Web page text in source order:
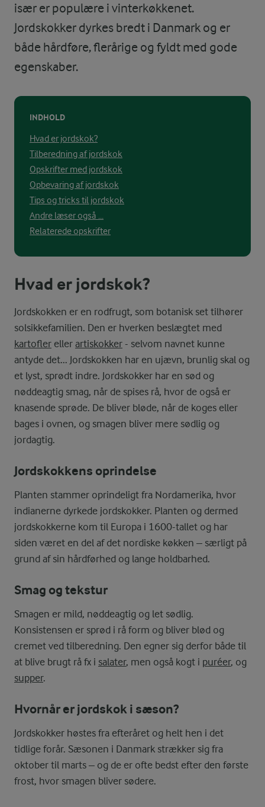
især er populære i vinterkøkkenet.
Jordskokker dyrkes bredt i Danmark og er
både hårdføre, flerårige og fyldt med gode
egenskaber.
INDHOLD
Hvad er jordskok?
Tilberedning af jordskok
Opskrifter med jordskok
Opbevaring af jordskok
Tips og tricks til jordskok
Andre læser også ...
Relaterede opskrifter
Hvad er jordskok?
Jordskokken er en rodfrugt, som botanisk set tilhører
solsikkefamilien. Den er hverken beslægtet med
kartofler eller artiskokker - selvom navnet kunne
antyde det... Jordskokken har en ujævn, brunlig skal og
et lyst, sprødt indre. Jordskokker har en sød og
nøddeagtig smag, når de spises rå, hvor de også er
knasende sprøde. De bliver bløde, når de koges eller
bages i ovnen, og smagen bliver mere sødlig og
jordagtig.
Jordskokkens oprindelse
Planten stammer oprindeligt fra Nordamerika, hvor
indianerne dyrkede jordskokker. Planten og dermed
jordskokkerne kom til Europa i 1600-tallet og har
siden været en del af det nordiske køkken – særligt på
grund af sin hårdførhed og lange holdbarhed.
Smag og tekstur
Smagen er mild, nøddeagtig og let sødlig.
Konsistensen er sprød i rå form og bliver blød og
cremet ved tilberedning. Den egner sig derfor både til
at blive brugt rå fx i salater, men også kogt i puréer, og
supper.
Hvornår er jordskok i sæson?
Jordskokker høstes fra efteråret og helt hen i det
tidlige forår. Sæsonen i Danmark strækker sig fra
oktober til marts – og de er ofte bedst efter den første
frost, hvor smagen bliver sødere.